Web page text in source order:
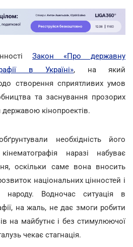
Закон «Про державну
в Україні», на який
створення сприятливих умов
та заснування прозорих
кінопроектів.
необхідність його
наразі набуває
оскільки саме вона вносить
національних цінностей і
народу. Водночас ситуація в
на жаль, не дає змоги робити
на майбутнє і без стимулюючої
чекає стагнація.